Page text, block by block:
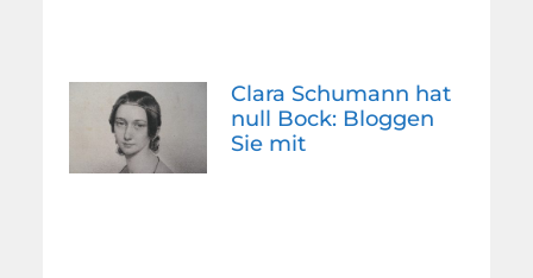
Clara Schumann hat
null Bock: Bloggen
Sie mit